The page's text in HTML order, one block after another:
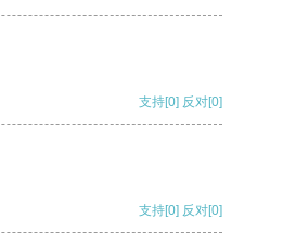
支持[0] 反对[0]
支持[0] 反对[0]